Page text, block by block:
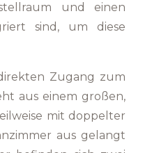
und einen
sind, um diese
Zugang zum
aus einem großen,
mit doppelter
aus gelangt